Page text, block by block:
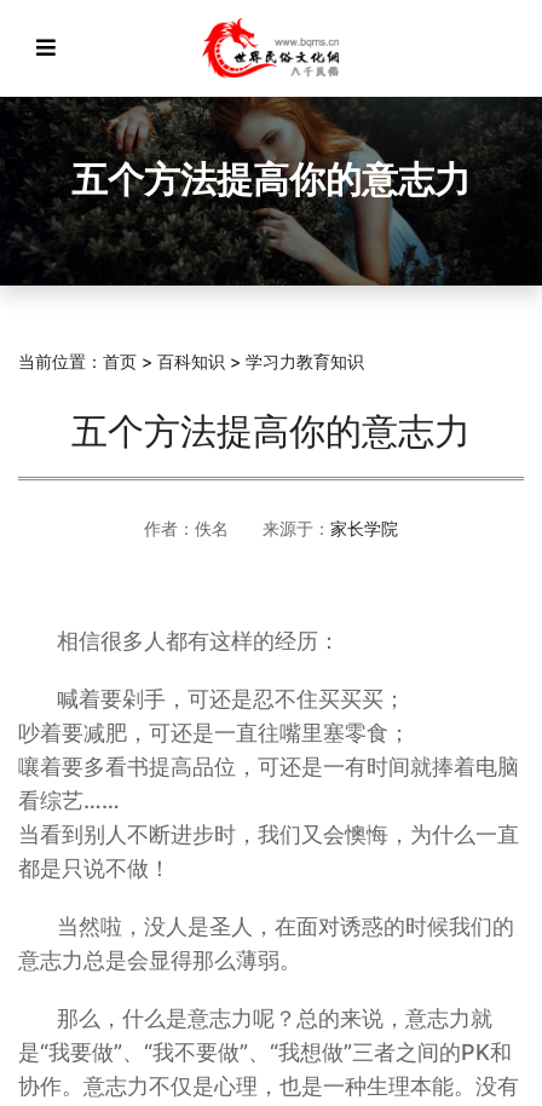
五个方法提高你的意志力
当前位置： 首页 > 百科知识 > 学习力教育知识
五个方法提高你的意志力
作者：佚名 来源于： 家长学院
相信很多人都有这样的经历：
喊着要剁手，可还是忍不住买买买；
吵着要减肥，可还是一直往嘴里塞零食；
嚷着要多看书提高品位，可还是一有时间就捧着电脑
看综艺……
当看到别人不断进步时，我们又会懊悔，为什么一直
都是只说不做！
当然啦，没人是圣人，在面对诱惑的时候我们的
意志力总是会显得那么薄弱。
那么，什么是意志力呢？总的来说，意志力就
是“我要做”、“我不要做”、“我想做”三者之间的PK和
协作。意志力不仅是心理，也是一种生理本能。没有